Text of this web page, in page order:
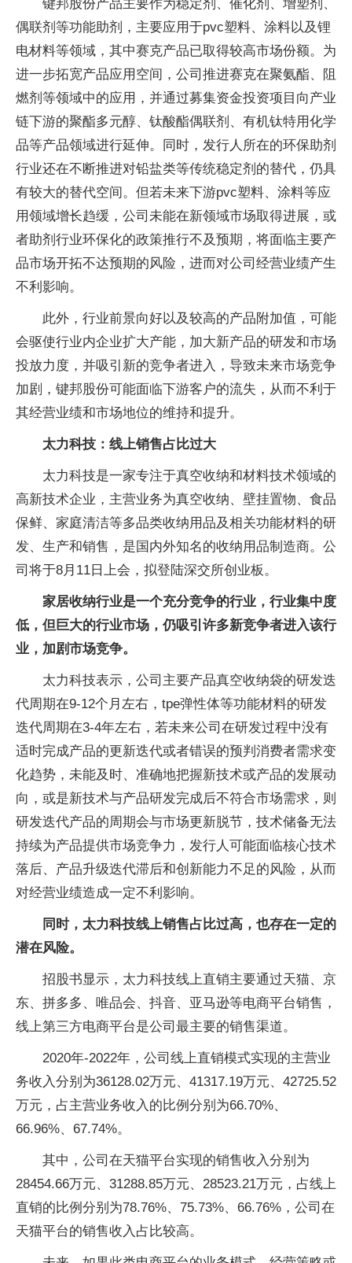
键邦股份产品主要作为稳定剂、催化剂、增塑剂、
偶联剂等功能助剂，主要应用于pvc塑料、涂料以及锂
电材料等领域，其中赛克产品已取得较高市场份额。为
进一步拓宽产品应用空间，公司推进赛克在聚氨酯、阻
燃剂等领域中的应用，并通过募集资金投资项目向产业
链下游的聚酯多元醇、钛酸酯偶联剂、有机钛特用化学
品等产品领域进行延伸。同时，发行人所在的环保助剂
行业还在不断推进对铅盐类等传统稳定剂的替代，仍具
有较大的替代空间。但若未来下游pvc塑料、涂料等应
用领域增长趋缓，公司未能在新领域市场取得进展，或
者助剂行业环保化的政策推行不及预期，将面临主要产
品市场开拓不达预期的风险，进而对公司经营业绩产生
不利影响。
此外，行业前景向好以及较高的产品附加值，可能
会驱使行业内企业扩大产能，加大新产品的研发和市场
投放力度，并吸引新的竞争者进入，导致未来市场竞争
加剧，键邦股份可能面临下游客户的流失，从而不利于
其经营业绩和市场地位的维持和提升。
太力科技：线上销售占比过大
太力科技是一家专注于真空收纳和材料技术领域的
高新技术企业，主营业务为真空收纳、壁挂置物、食品
保鲜、家庭清洁等多品类收纳用品及相关功能材料的研
发、生产和销售，是国内外知名的收纳用品制造商。公
司将于8月11日上会，拟登陆深交所创业板。
家居收纳行业是一个充分竞争的行业，行业集中度
低，但巨大的行业市场，仍吸引许多新竞争者进入该行
业，加剧市场竞争。
太力科技表示，公司主要产品真空收纳袋的研发迭
代周期在9-12个月左右，tpe弹性体等功能材料的研发
迭代周期在3-4年左右，若未来公司在研发过程中没有
适时完成产品的更新迭代或者错误的预判消费者需求变
化趋势，未能及时、准确地把握新技术或产品的发展动
向，或是新技术与产品研发完成后不符合市场需求，则
研发迭代产品的周期会与市场更新脱节，技术储备无法
持续为产品提供市场竞争力，发行人可能面临核心技术
落后、产品升级迭代滞后和创新能力不足的风险，从而
对经营业绩造成一定不利影响。
同时，太力科技线上销售占比过高，也存在一定的
潜在风险。
招股书显示，太力科技线上直销主要通过天猫、京
东、拼多多、唯品会、抖音、亚马逊等电商平台销售，
线上第三方电商平台是公司最主要的销售渠道。
2020年-2022年，公司线上直销模式实现的主营业
务收入分别为36128.02万元、41317.19万元、42725.52
万元，占主营业务收入的比例分别为66.70%、
66.96%、67.74%。
其中，公司在天猫平台实现的销售收入分别为
28454.66万元、31288.85万元、28523.21万元，占线上
直销的比例分别为78.76%、75.73%、66.76%，公司在
天猫平台的销售收入占比较高。